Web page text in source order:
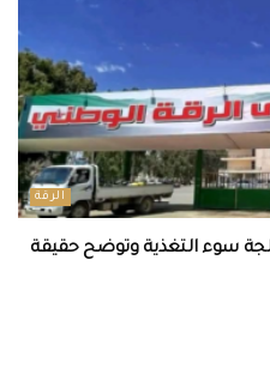
الرقة
سوء التغذية وتوضح حقيقة